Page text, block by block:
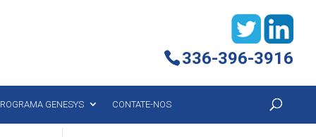
336-396-3916
GENESYS CONTATE-NOS